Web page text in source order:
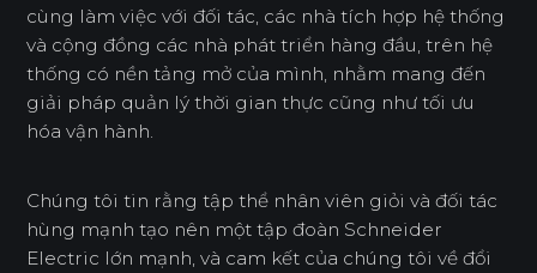
cùng làm việc với đối tác, các nhà tích hợp hệ thống
và cộng đồng các nhà phát triển hàng đầu, trên hệ
thống có nền tảng mở của mình, nhằm mang đến
giải pháp quản lý thời gian thực cũng như tối ưu
hóa vận hành.
Chúng tôi tin rằng tập thể nhân viên giỏi và đối tác
hùng mạnh tạo nên một tập đoàn Schneider
Electric lớn mạnh, và cam kết của chúng tôi về đổi